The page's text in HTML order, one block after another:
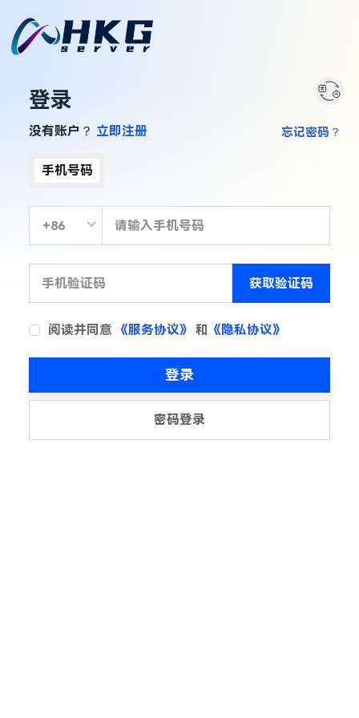
登录
没有账户？ 立即注册
手机号码
获取验证码
阅读并同意 《服务协议》 和 《隐私协议》
忘记密码？
登录
密码登录